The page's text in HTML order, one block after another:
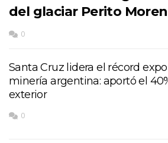
del glaciar Perito
0
Santa Cruz lidera el récord
minería argentina: aportó el
exterior
0